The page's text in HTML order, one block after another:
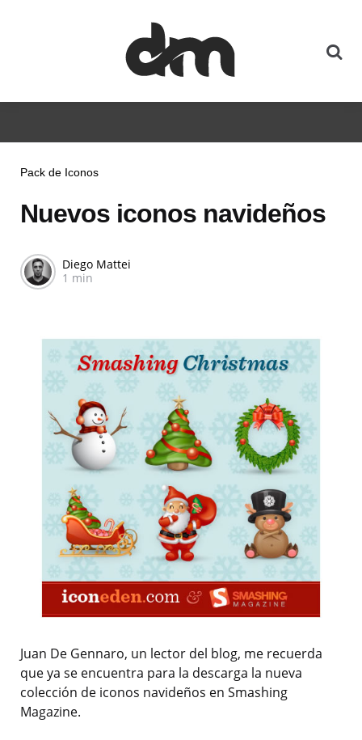
Pack de Iconos
Nuevos iconos navideños
Diego Mattei
1 min
Juan De Gennaro, un lector del blog, me recuerda
que ya se encuentra para la descarga la nueva
colección de iconos navideños en Smashing
Magazine.